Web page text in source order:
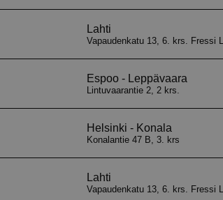
välttämättömät Suorituskyvylliset
välttämättömät evästeet mahdollistavat verkkosivuston
Sivustoa ei voida käyttää oikein ilman ehdottoman
Cloudflare Inc.
.hs-analytics.net